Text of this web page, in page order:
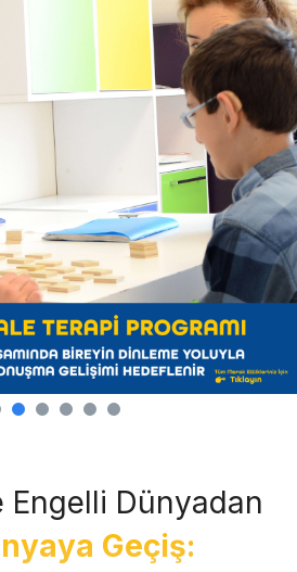
Engelli Dünyadan
Geçiş: